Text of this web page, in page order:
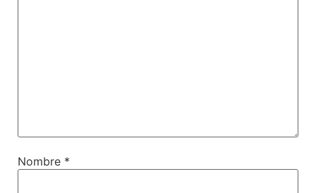
Nombre *